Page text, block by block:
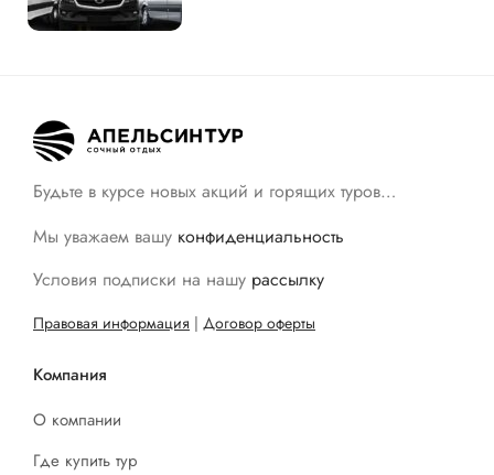
Будьте в курсе новых акций и горящих туров…
Мы уважаем вашу конфиденциальность
Условия подписки на нашу рассылку
Правовая информация | Договор оферты
Компания
О компании
Где купить тур